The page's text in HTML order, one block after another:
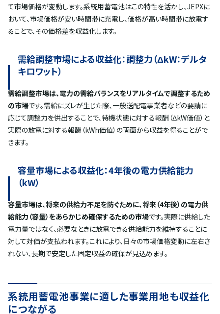
て市場価格が変動します。系統用蓄電池はこの特性を活かし、JEPXに
おいて、市場価格が安い時間帯に充電し、価格が高い時間帯に放電す
ることで、その価格差を収益化します。
需給調整市場による収益化：調整力（ΔkW：デルタ
キロワット）
需給調整市場は、電力の需給バランスをリアルタイムで調整するため
の市場です。需給にズレが生じた際、一般送配電事業者などの要請に
応じて調整力を供出することで、待機状態に対する報酬（ΔkW価値）と
実際の放電に対する報酬（kWh価値）の両面から収益を得ることがで
きます。
容量市場による収益化：4年後の電力供給能力
（kW）
容量市場は、将来の供給力不足を防ぐために、将来（4年後）の電力供
給能力（容量）をあらかじめ確保するための市場です。実際に供給した
電力量ではなく、必要なときに放電できる供給能力を維持することに
対して対価が支払われます。これにより、日々の市場価格変動に左右さ
れない、長期で安定した固定収益の確保が見込めます。
系統用蓄電池事業に適した事業用地も収益化
につながる